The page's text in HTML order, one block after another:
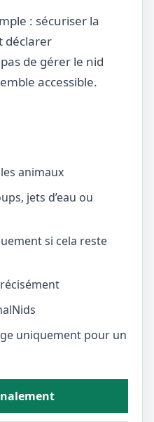
: sécuriser la
déclarer
pas de gérer le nid
accessible.
animaux
jets d’eau ou
si cela reste
uniquement pour un